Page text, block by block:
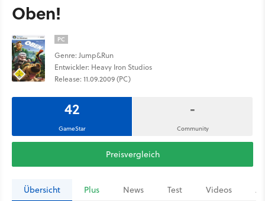
Oben!
PC
Genre: Jump&Run
Entwickler: Heavy Iron Studios
Release: 11.09.2009 (PC)
42
GameStar
-
Community
Preisvergleich
Übersicht Plus News Test Videos